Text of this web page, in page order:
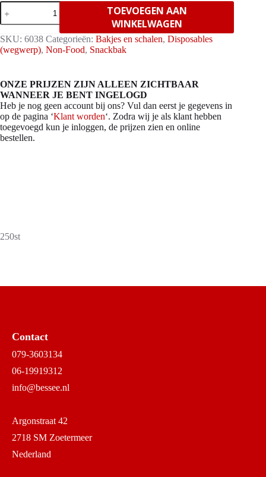
A5
Snackbak
-
Kraft/Wit
100st
aantal
TOEVOEGEN AAN
WINKELWAGEN
SKU: 6038 Categorieën: Bakjes en schalen, Disposables
(wegwerp), Non-Food, Snackbak
ONZE PRIJZEN ZIJN ALLEEN ZICHTBAAR
WANNEER JE BENT INGELOGD
Heb je nog geen account bij ons? Vul dan eerst je gegevens in
op de pagina ‘Klant worden‘. Zodra wij je als klant hebben
toegevoegd kun je inloggen, de prijzen zien en online
bestellen.
250st
Contact
079-3603134
06-19919312
info@bessee.nl
Argonstraat 42
2718 SM Zoetermeer
Nederland